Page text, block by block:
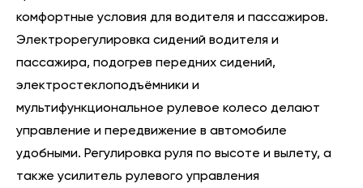
комфортные условия для водителя и пассажиров.
Электрорегулировка сидений водителя и
пассажира, подогрев передних сидений,
электростеклоподъёмники и
мультифункциональное рулевое колесо делают
управление и передвижение в автомобиле
удобными. Регулировка руля по высоте и вылету, а
также усилитель рулевого управления